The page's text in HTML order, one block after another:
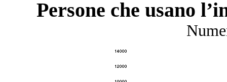
Persone che usano